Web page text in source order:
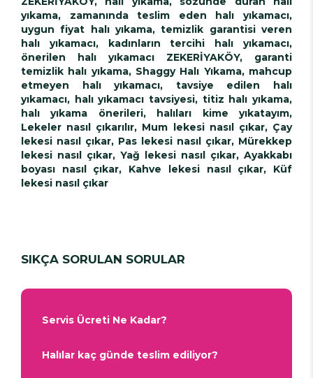
yıkama, zamanında teslim eden halı yıkamacı,
uygun fiyat halı yıkama, temizlik garantisi veren
halı yıkamacı, kadınların tercihi halı yıkamacı,
önerilen halı yıkamacı ZEKERİYAKÖY, garanti
temizlik halı yıkama, Shaggy Halı Yıkama, mahcup
etmeyen halı yıkamacı, tavsiye edilen halı
yıkamacı, halı yıkamacı tavsiyesi, titiz halı yıkama,
halı yıkama önerileri, halıları kime yıkatayım,
Lekeler nasıl çıkarılır, Mum lekesi nasıl çıkar, Çay
lekesi nasıl çıkar, Pas lekesi nasıl çıkar, Mürekkep
lekesi nasıl çıkar, Yağ lekesi nasıl çıkar, Ayakkabı
boyası nasıl çıkar, Kahve lekesi nasıl çıkar, Küf
lekesi nasıl çıkar
SIKÇA SORULAN SORULAR
Servis Ücreti Ne Kadar?
Halılar kaç günde teslim ediliyor?